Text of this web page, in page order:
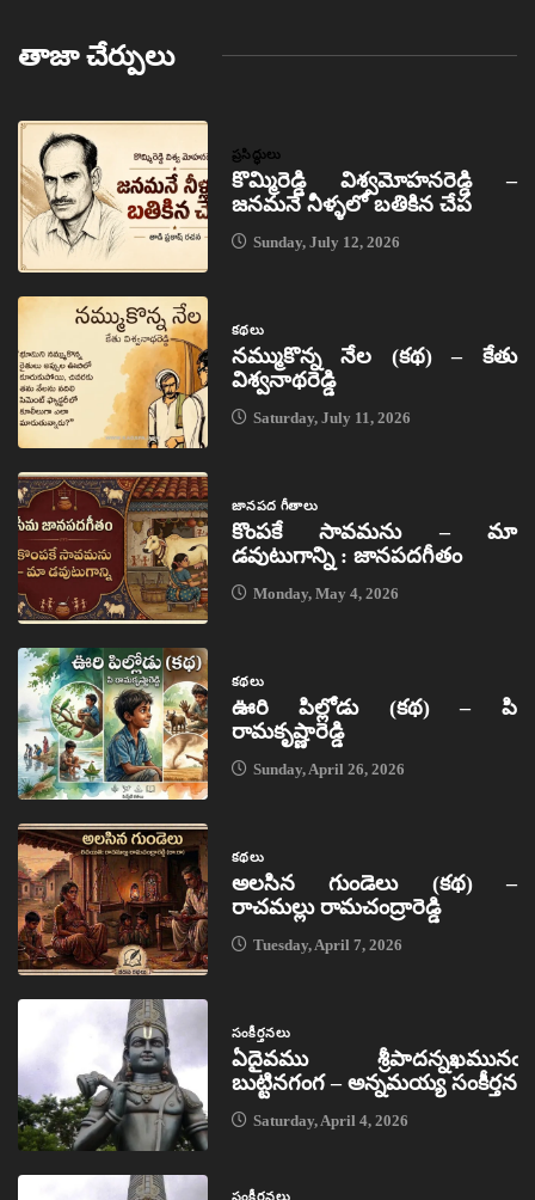
తాజా చేర్పులు
ప్రసిద్ధులు
కొమ్మిరెడ్డి విశ్వమోహనరెడ్డి –
జనమనే నీళ్ళలో బతికిన చేప
Sunday, July 12, 2026
కథలు
నమ్ముకొన్న నేల (కథ) – కేతు
విశ్వనాథరెడ్డి
Saturday, July 11, 2026
జానపద గీతాలు
కొంపకే సావమను – మా
డవుటుగాన్ని : జానపదగీతం
Monday, May 4, 2026
కథలు
ఊరి పిల్లోడు (కథ) – పి
రామకృష్ణారెడ్డి
Sunday, April 26, 2026
కథలు
అలసిన గుండెలు (కథ) –
రాచమల్లు రామచంద్రారెడ్డి
Tuesday, April 7, 2026
సంకీర్తనలు
ఏదైవము శ్రీపాదన్నఖమునఁ
బుట్టినగంగ – అన్నమయ్య సంకీర్తన
Saturday, April 4, 2026
సంకీర్తనలు